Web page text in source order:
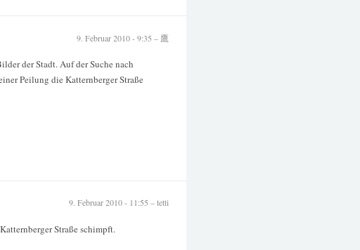
9. Februar 2010 - 9:35 – 鷹
der Stadt. Auf der Suche nach
Peilung die Katternberger Straße
9. Februar 2010 - 11:55 – tetti
Straße schimpft.